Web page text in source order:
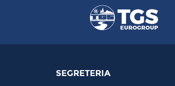
SEGRETERIA